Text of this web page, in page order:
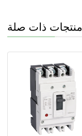
p
p
o
o
k
n
منتجات ذات صلة